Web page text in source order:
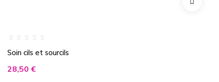
Soin cils et sourcils
Prix
28,50 €